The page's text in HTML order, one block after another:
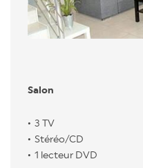
Salon
3 TV
Stéréo/CD
1 lecteur DVD